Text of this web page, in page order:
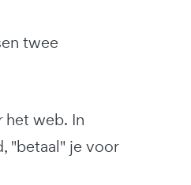
twee
het web. In
"betaal" je voor